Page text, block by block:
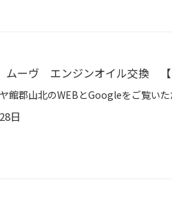
ーヴ エンジンオイル交換 【
日